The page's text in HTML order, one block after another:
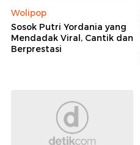
Wolipop
Sosok Putri Yordania yang
Mendadak Viral, Cantik dan
Berprestasi